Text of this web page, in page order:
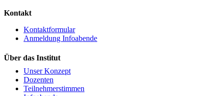
Kontakt
Kontaktformular
Anmeldung Infoabende
Über das Institut
Unser Konzept
Dozenten
Teilnehmerstimmen